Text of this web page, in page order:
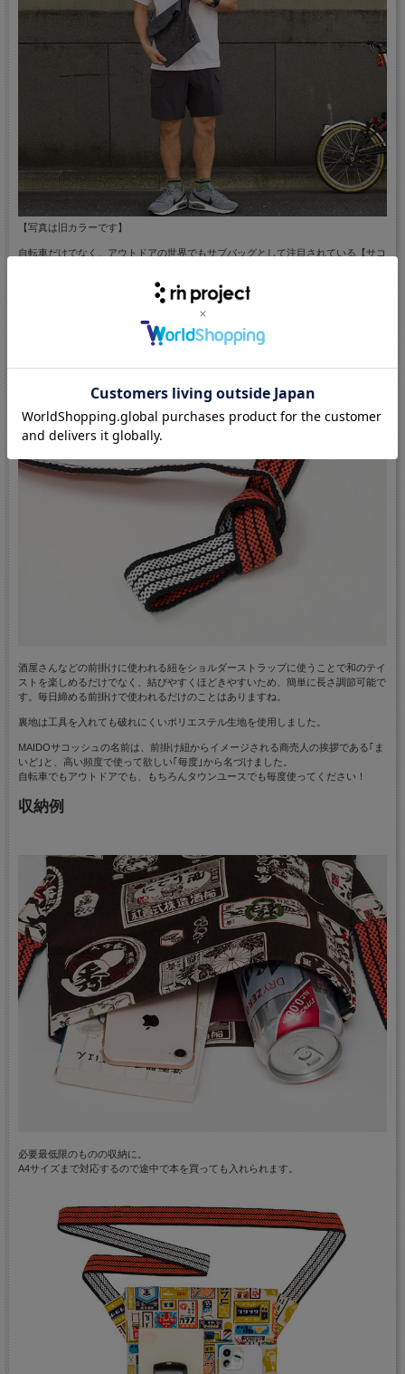
【写真は旧カラーです】
自転車だけでなく、アウトドアの世界でもサブバッグとして注目されている【サコ
自転車レースで使われるサコッシュは薄手の生地を使っているものが多く、小さく
畳んでサブバッグとして持ち運ぶことができます。
しかし、普段使いのバッグとしては、生地が薄くて物足りなく感じることも。
そこで、リンプロジェクトでは、しっかりとしたナイロンの裏地付きで、しっかり
酒屋さんなどの前掛けに使われる紐をショルダーストラップに使うことで和のテイ
ストを楽しめるだけでなく、結びやすくほどきやすいため、簡単に長さ調節可能で
す。毎日締める前掛けで使われるだけのことはありますね。
裏地は工具を入れても破れにくいポリエステル生地を使用しました。
MAIDOサコッシュの名前は、前掛け紐からイメージされる商売人の挨拶である｢ま
いど｣と、高い頻度で使って欲しい｢毎度｣から名づけました。
自転車でもアウトドアでも、もちろんタウンユースでも毎度使ってください！
収納例
必要最低限のものの収納に。
A4サイズまで対応するので途中で本を買っても入れられます。